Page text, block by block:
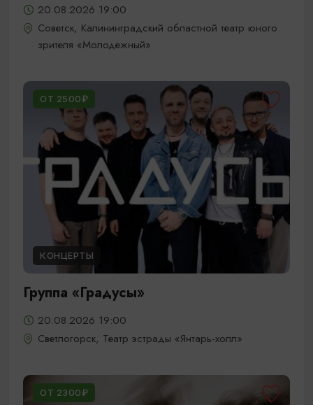
20.08.2026 19:00
Советск, Калининградский областной театр юного
зрителя «Молодежный»
ОТ 2500₽
КОНЦЕРТЫ
Группа «Градусы»
20.08.2026 19:00
Светлогорск, Театр эстрады «Янтарь-холл»
ОТ 2300₽